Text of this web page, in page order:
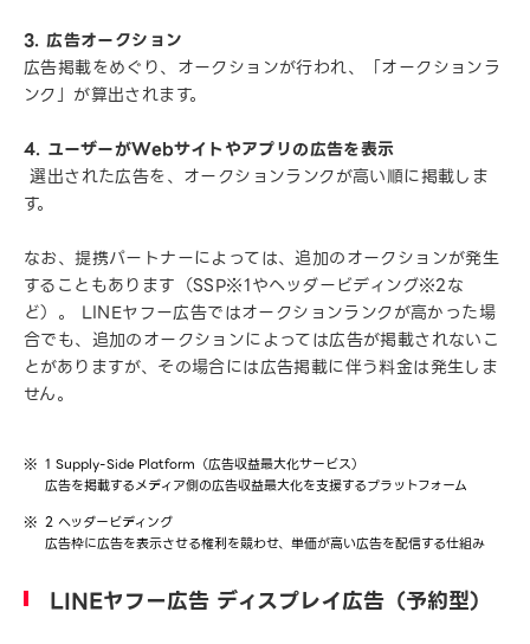
3. 広告オークション
広告掲載をめぐり、オークションが行われ、「オークションラ
ンク」が算出されます。
4. ユーザーがWebサイトやアプリの広告を表示
選出された広告を、オークションランクが高い順に掲載しま
す。
なお、提携パートナーによっては、追加のオークションが発生
することもあります（SSP※1やヘッダービディング※2な
ど）。 LINEヤフー広告ではオークションランクが高かった場
合でも、追加のオークションによっては広告が掲載されないこ
とがありますが、その場合には広告掲載に伴う料金は発生しま
せん。
1 Supply-Side Platform（広告収益最大化サービス）
広告を掲載するメディア側の広告収益最大化を支援するプラットフォーム
2 ヘッダービディング
広告枠に広告を表示させる権利を競わせ、単価が高い広告を配信する仕組み
LINEヤフー広告 ディスプレイ広告（予約型）